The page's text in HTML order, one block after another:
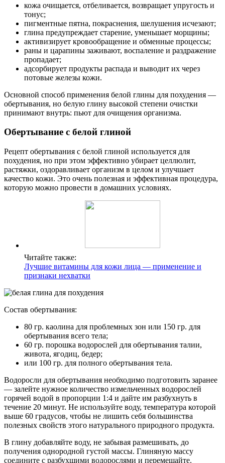
кожа очищается, отбеливается, возвращает упругость и
тонус;
пигментные пятна, покраснения, шелушения исчезают;
глина предупреждает старение, уменьшает морщины;
активизирует кровообращение и обменные процессы;
раны и царапины заживают, воспаление и раздражение
пропадает;
адсорбирует продукты распада и выводит их через
потовые железы кожи.
Основной способ применения белой глины для похудения —
обертывания, но белую глину высокой степени очистки
принимают внутрь: пьют для очищения организма.
Обертывание с белой глиной
Рецепт обертывания с белой глиной используется для
похудения, но при этом эффективно убирает целлюлит,
растяжки, оздоравливает организм в целом и улучшает
качество кожи. Это очень полезная и эффективная процедура,
которую можно провести в домашних условиях.
Читайте также:
Лучшие витамины для кожи лица — применение и
признаки нехватки
Состав обертывания:
80 гр. каолина для проблемных зон или 150 гр. для
обертывания всего тела;
60 гр. порошка водорослей для обертывания талии,
живота, ягодиц, бедер;
или 100 гр. для полного обертывания тела.
Водоросли для обертывания необходимо подготовить заранее
— залейте нужное количество измельченных водорослей
горячей водой в пропорции 1:4 и дайте им разбухнуть в
течение 20 минут. Не используйте воду, температура которой
выше 60 градусов, чтобы не лишить себя большинства
полезных свойств этого натурального природного продукта.
В глину добавляйте воду, не забывая размешивать, до
получения однородной густой массы. Глиняную массу
соедините с разбухшими водорослями и перемешайте.